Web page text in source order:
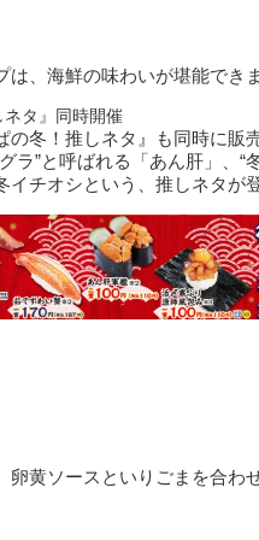
、海鮮の味わいが堪能でき
タ』同時開催
冬！推しネタ』も同時に販
ラ”と呼ばれる「あん肝」、“
チオシという、推しネタが
黄ソースといりごまを合わ